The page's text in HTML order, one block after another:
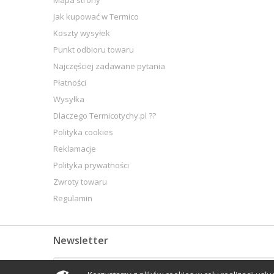
Jak kupować w Termico
Koszty wysyłek
Punkt odbioru towaru
Najczęściej zadawane pytania
Płatności
Wysyłka
Dlaczego Termicotychy.pl ??
Polityka cookies
Reklamacje
Polityka prywatności
Zwroty towaru
Regulamin
Newsletter